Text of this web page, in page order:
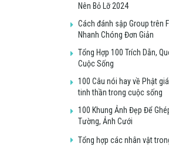
Nên Bỏ Lỡ 2024
Cách đánh sập Group trên
Nhanh Chóng Đơn Giản
Tổng Hợp 100 Trích Dẫn,
Cuộc Sống
100 Câu nói hay về Phật
tinh thần trong cuộc sống
100 Khung Ảnh Đẹp Để
Tường, Ảnh Cưới
Tổng hợp các nhân vật